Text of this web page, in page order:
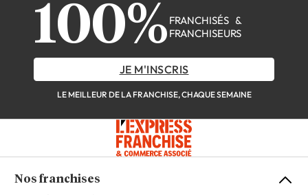
100% FRANCHISÉS &
FRANCHISEURS
JE M'INSCRIS
LE MEILLEUR DE LA FRANCHISE, CHAQUE SEMAINE
Nos franchises